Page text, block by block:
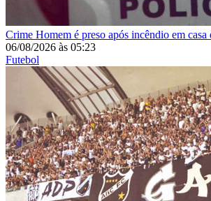
Crime Homem é preso após incêndio em
06/08/2026 às 05:23
Futebol